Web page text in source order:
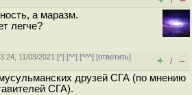
а маразм.
легче?
11/03/2021 [^] [^^] [^^^] [ответить]
+ / –
друзей СГА (по мнению
СГА).